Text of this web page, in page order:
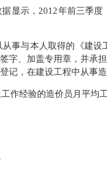
据显示，2012年前三季度
事与本人取得的《建
字、加盖专用章，并承
记，在建设工程中从事
作经验的造价员月平均